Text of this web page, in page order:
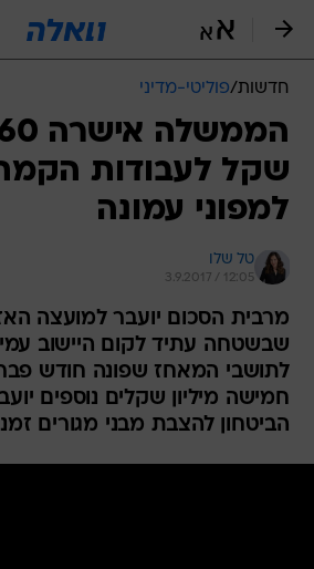
חדשות/פוליטי-מדיני
שקל לעבודות
למפוני עמונה
טל שלו
3.9.2017 / 12:05
מרבית הסכום יועבר למועצה
שבשטחה עתיד לקום היישוב
לתושבי המאחז שפונה חודש
חמישה מיליון שקלים נוספים
הביטחון להצבת מבני מגורים